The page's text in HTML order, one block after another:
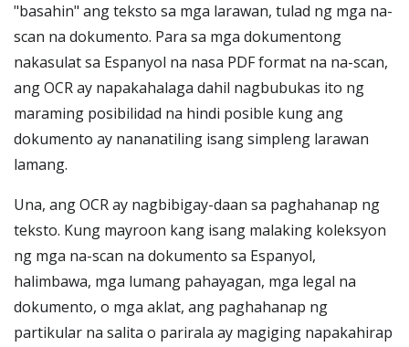
"basahin" ang teksto sa mga larawan, tulad ng mga na-
scan na dokumento. Para sa mga dokumentong
nakasulat sa Espanyol na nasa PDF format na na-scan,
ang OCR ay napakahalaga dahil nagbubukas ito ng
maraming posibilidad na hindi posible kung ang
dokumento ay nananatiling isang simpleng larawan
lamang.
Una, ang OCR ay nagbibigay-daan sa paghahanap ng
teksto. Kung mayroon kang isang malaking koleksyon
ng mga na-scan na dokumento sa Espanyol,
halimbawa, mga lumang pahayagan, mga legal na
dokumento, o mga aklat, ang paghahanap ng
partikular na salita o parirala ay magiging napakahirap